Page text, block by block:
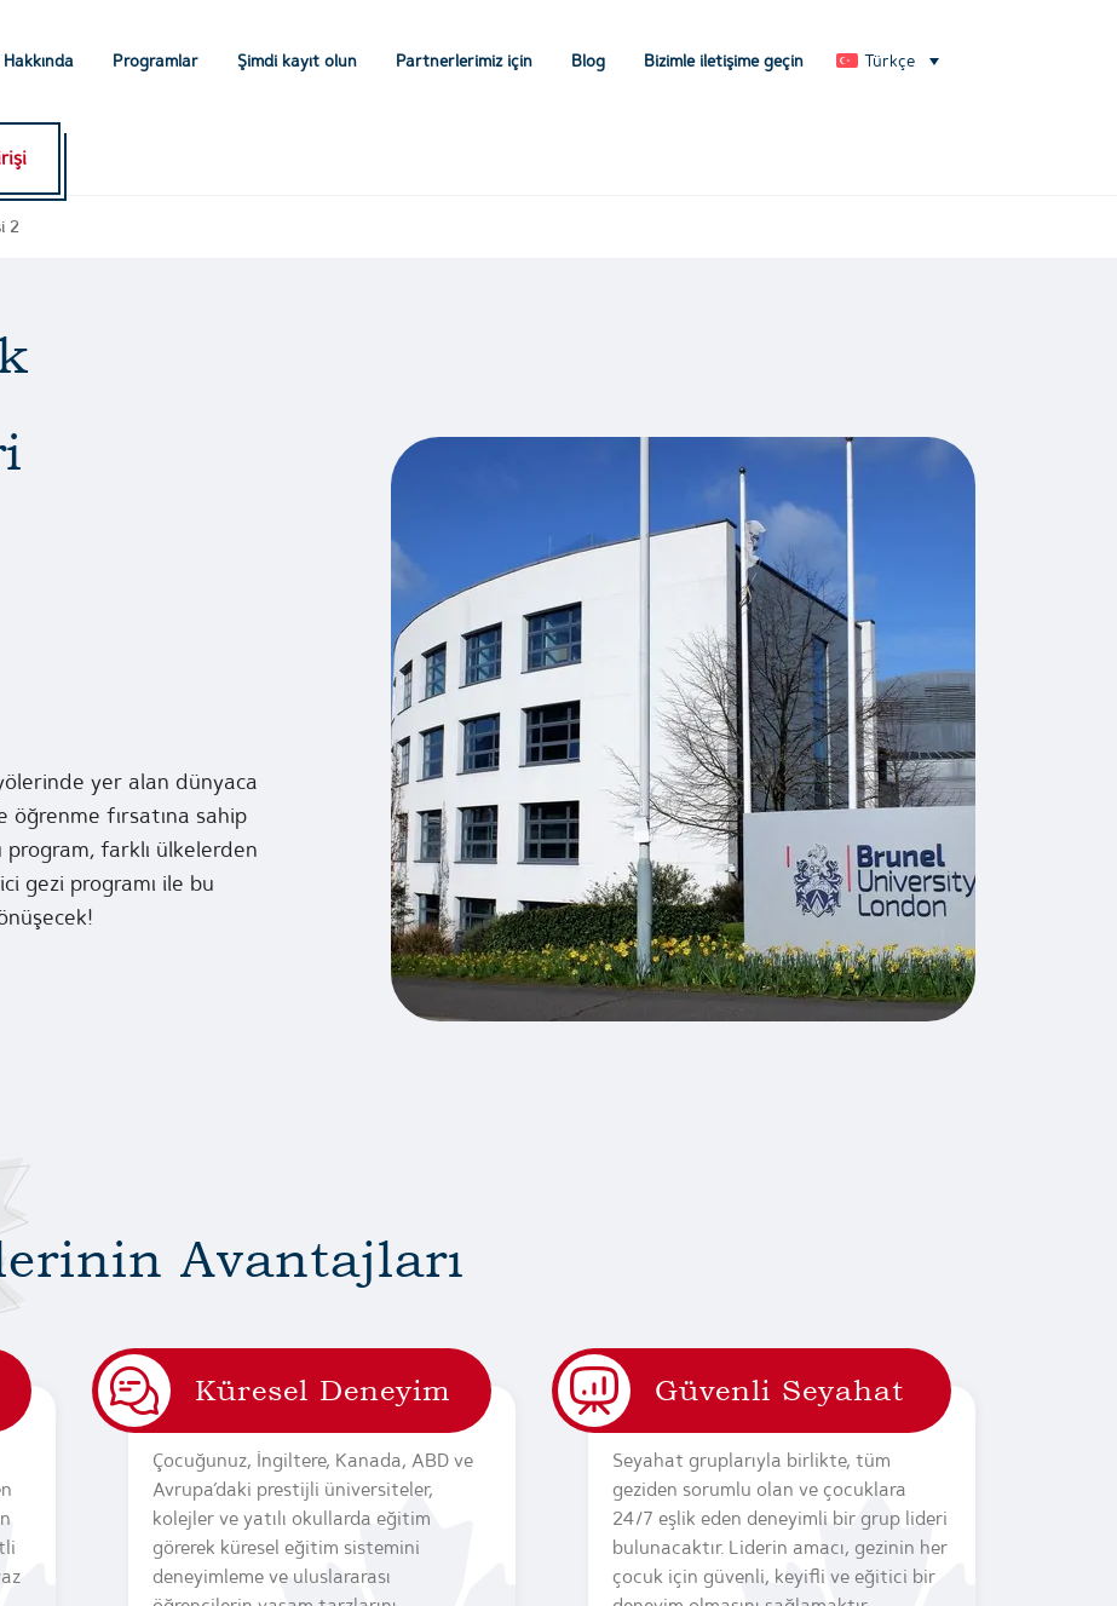
Programlar Şimdi kayıt olun Partnerlerimiz için Blog Bizimle iletişime geçin Türkçe
2
yer alan dünyaca
öğrenme fırsatına sahip
program, farklı ülkelerden
gezi programı ile bu
Avantajları
Küresel Deneyim
Çocuğunuz, İngiltere, Kanada, ABD ve
Avrupa’daki prestijli üniversiteler,
kolejler ve yatılı okullarda eğitim
görerek küresel eğitim sistemini
deneyimleme ve uluslararası
Güvenli Seyahat
Seyahat gruplarıyla birlikte, tüm
geziden sorumlu olan ve çocuklara
24/7 eşlik eden deneyimli bir grup lideri
bulunacaktır. Liderin amacı, gezinin her
çocuk için güvenli, keyifli ve eğitici bir